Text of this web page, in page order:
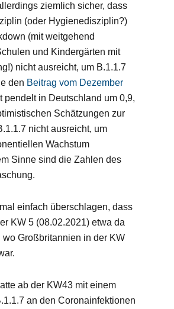
ziemlich sicher, dass
(oder Hygienedisziplin?)
(mit weitgehend
und Kindergärten mit
nicht ausreicht, um B.1.1.7
den Beitrag vom Dezember
pendelt in Deutschland um 0,9,
Schätzungen zur
nicht ausreicht, um
Wachstum
Sinne sind die Zahlen des
einfach überschlagen, dass
KW 5 (08.02.2021) etwa da
wo Großbritannien in der KW
ab der KW43 mit einem
an den Coronainfektionen